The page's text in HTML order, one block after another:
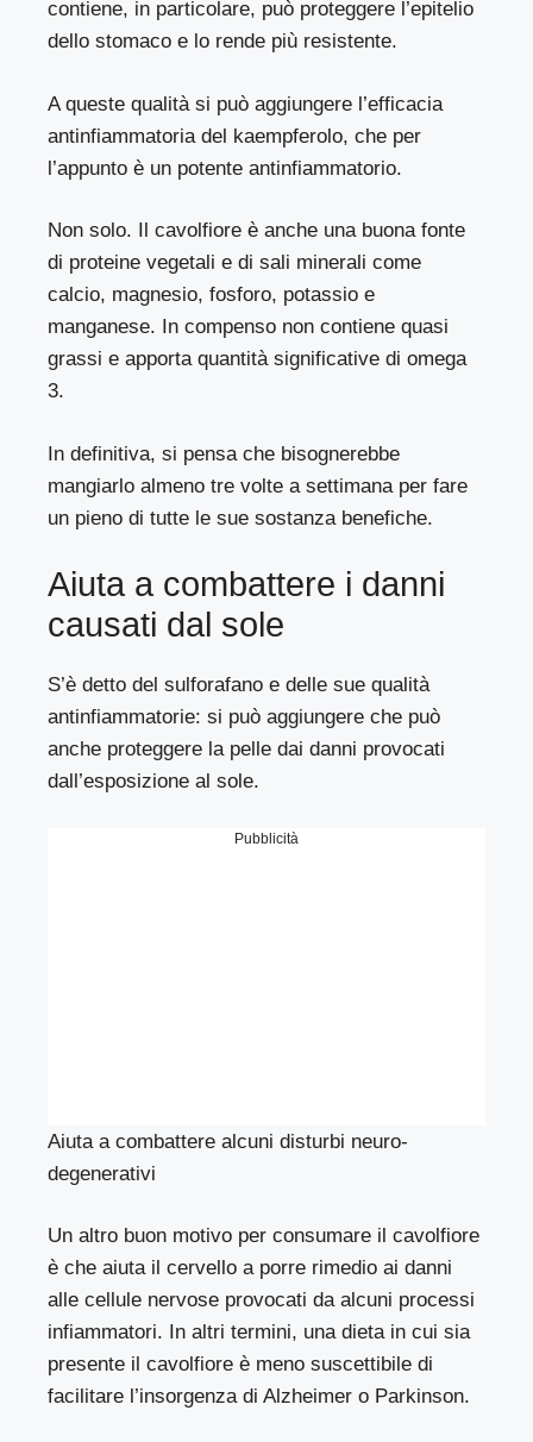
contiene, in particolare, può proteggere l’epitelio
dello stomaco e lo rende più resistente.
A queste qualità si può aggiungere l’efficacia
antinfiammatoria del kaempferolo, che per
l’appunto è un potente antinfiammatorio.
Non solo. Il cavolfiore è anche una buona fonte
di proteine vegetali e di sali minerali come
calcio, magnesio, fosforo, potassio e
manganese. In compenso non contiene quasi
grassi e apporta quantità significative di omega
3.
In definitiva, si pensa che bisognerebbe
mangiarlo almeno tre volte a settimana per fare
un pieno di tutte le sue sostanza benefiche.
Aiuta a combattere i danni
causati dal sole
S’è detto del sulforafano e delle sue qualità
antinfiammatorie: si può aggiungere che può
anche proteggere la pelle dai danni provocati
dall’esposizione al sole.
Pubblicità
Aiuta a combattere alcuni disturbi neuro-
degenerativi
Un altro buon motivo per consumare il cavolfiore
è che aiuta il cervello a porre rimedio ai danni
alle cellule nervose provocati da alcuni processi
infiammatori. In altri termini, una dieta in cui sia
presente il cavolfiore è meno suscettibile di
facilitare l’insorgenza di Alzheimer o Parkinson.